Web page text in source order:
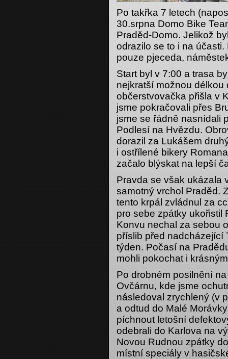
Po takřka 7 letech
30.srpna Domo Bike
Praděd-Domo. Jelikož
odrazilo se to i na
pouze pjeceda,
Start byl v 7:00 a trasa
nejkratší možnou
občerstvovačka přišla v
jsme pokračovali přes
jsme se řádně nasnídali
Podlesí na Hvězdu.
dorazil za Lukášem
i ostřílené bikery
začalo blýskat na lepší
Pravda se však ukázala
samotný vrchol Praděd.
tento krpál zvládnul za
pro sebe zpátky ukořistil
Konvu nechal za sebou
příslib před nadcházející
týden. Počasí na
mohli pokochat i
Po drobném posilnění
Ovčárnu, kde jsme
následoval zrychlený (v
a odtud do Malé
píchnout letošní
odebrali do Karlova na
Novou Rudnou zpátky
místní speciály v